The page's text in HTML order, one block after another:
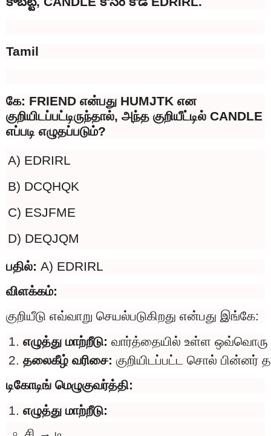
Tamil
கே: FRIEND என்பது HUMJTK என
குறியிடப்பட்டிருந்தால், அந்த குறியீட்டில் CANDLE
எப்படி எழுதப்படும்?
A) EDRIRL
B) DCQHQK
C) ESJFME
D) DEQJQM
பதில்: A) EDRIRL
விளக்கம்:
குறியீடு எவ்வாறு செயல்படுகிறது என்பது இங்கே:
எழுத்து மாற்றீடு: வார்த்தையில் உள்ள ஒவ்வொரு
தலைகீழ் வரிசை: குறியிடப்பட்ட சொல் பின்னர்
டிகோடிங் மெழுகுவர்த்தி:
எழுத்து மாற்றீடு: